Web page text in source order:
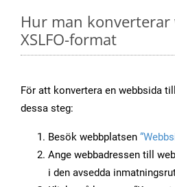
Hur man konverterar
XSLFO-format
För att konvertera en webbsida
dessa steg:
Besök webbplatsen
Ange webbadressen till
i den avsedda